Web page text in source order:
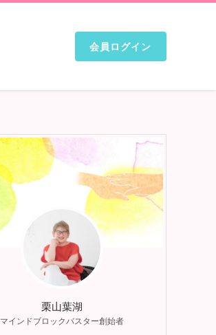
会員ログイン
栗山葉湖
マインドブロックバスター創始者